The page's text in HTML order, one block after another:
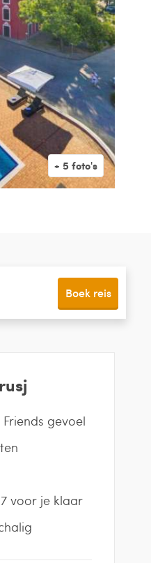
gevoel
voor je klaar
Boek reis